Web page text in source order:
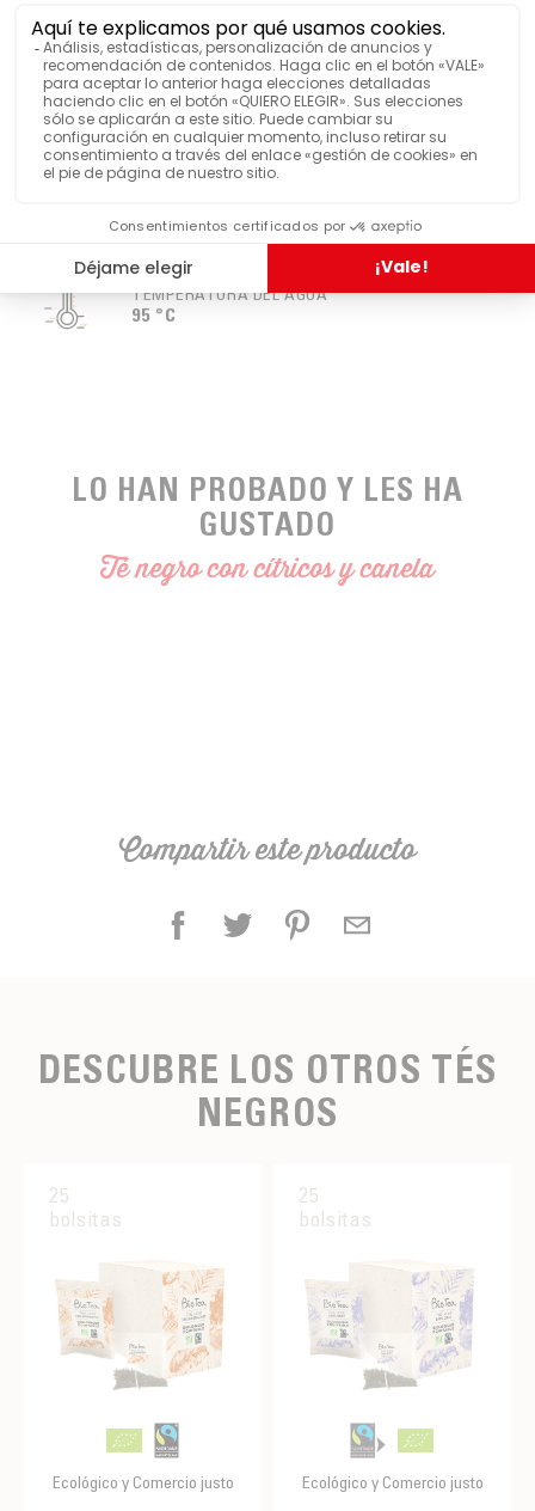
VER MÁS FUNCIONES
BOTÁNICA
Té negro
3-4 min
TEMPERATURA DEL AGUA
95 °C
LO HAN PROBADO Y LES HA
GUSTADO
Té negro con cítricos y canela
Compartir este producto
DESCUBRE LOS OTROS TÉS
NEGROS
25
bolsitas
Ecológico y Comercio justo
25
bolsitas
Ecológico y Comercio justo